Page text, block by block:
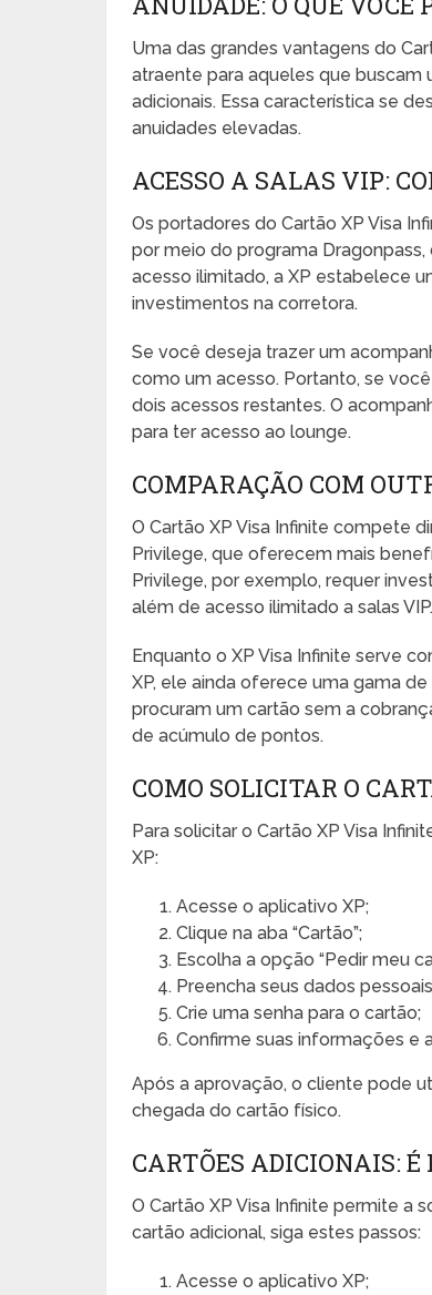
Uma das grandes vantagens do
atraente para aqueles que
adicionais. Essa característica se
anuidades elevadas.
ACESSO A SALAS VIP:
Os portadores do Cartão XP Visa
por meio do programa
acesso ilimitado, a XP estabelece
investimentos na corretora.
Se você deseja trazer um
como um acesso. Portanto, se
dois acessos restantes. O
para ter acesso ao lounge.
COMPARAÇÃO COM
O Cartão XP Visa Infinite compete
Privilege, que oferecem mais
Privilege, por exemplo, requer
além de acesso ilimitado a salas VIP.
Enquanto o XP Visa Infinite serve
XP, ele ainda oferece uma gama
procuram um cartão sem a
de acúmulo de pontos.
COMO SOLICITAR O
Para solicitar o Cartão XP Visa
XP:
Acesse o aplicativo XP;
Clique na aba “Cartão”;
Escolha a opção “Pedir meu
Preencha seus dados
Crie uma senha para o cartão;
Confirme suas informações e
Após a aprovação, o cliente pode
chegada do cartão físico.
CARTÕES ADICIONAIS:
O Cartão XP Visa Infinite permite a
cartão adicional, siga estes passos:
Acesse o aplicativo XP;